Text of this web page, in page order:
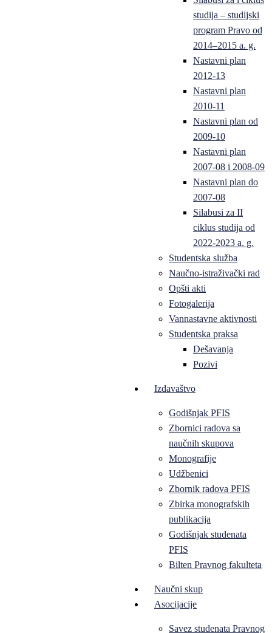
studija – studijski
program Pravo od
2014–2015 a. g.
Nastavni plan
2012-13
Nastavni plan
2010-11
Nastavni plan od
2009-10
Nastavni plan
2007-08 i 2008-09
Nastavni plan do
2007-08
Silabusi za II
ciklus studija od
2022-2023 a. g.
Studentska služba
Naučno-istraživački rad
Opšti akti
Fotogalerija
Vannastavne aktivnosti
Studentska praksa
Dešavanja
Pozivi
Izdavaštvo
Godišnjak PFIS
Zbornici radova sa
naučnih skupova
Monografije
Udžbenici
Zbornik radova PFIS
Zbirka monografskih
publikacija
Godišnjak studenata
PFIS
Bilten Pravnog fakulteta
Naučni skup
Asocijacije
Savez studenata Pravnog